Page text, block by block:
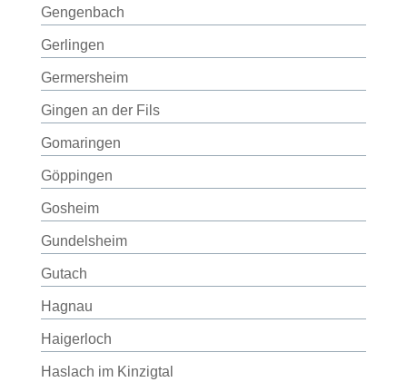
Gengenbach
Gerlingen
Germersheim
Gingen an der Fils
Gomaringen
Göppingen
Gosheim
Gundelsheim
Gutach
Hagnau
Haigerloch
Haslach im Kinzigtal